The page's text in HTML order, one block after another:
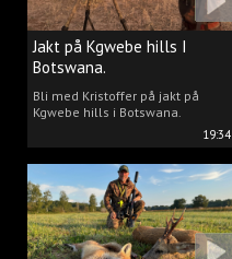
19:34
Jakt på Kgwebe hills I
Botswana.
Bli med Kristoffer på jakt på
Kgwebe hills i Botswana.